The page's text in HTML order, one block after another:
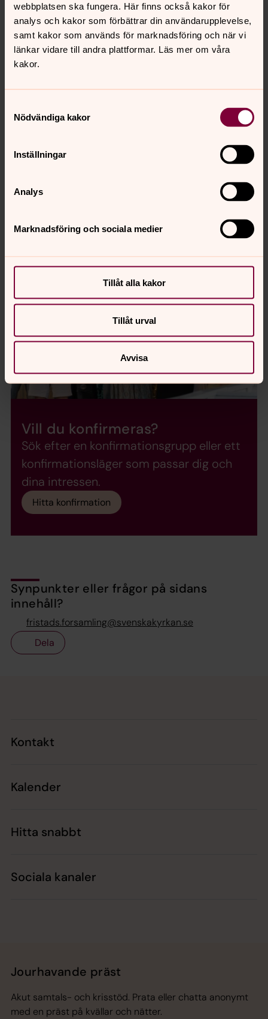
webbplatsen ska fungera. Här finns också kakor för
analys och kakor som förbättrar din användarupplevelse,
samt kakor som används för marknadsföring och när vi
länkar vidare till andra plattformar. Läs mer om våra
kakor.
Nödvändiga kakor
Inställningar
Analys
Marknadsföring och sociala medier
Tillåt alla kakor
Tillåt urval
Avvisa
ålderstigna, sjuka eller funktionsnedsatta".
Nyhetsbrev för ideella
Aktuellt ideellt är nyhetsbrevet för dig som är ideell
Nu har du chansen att bli
konfirmand!
Kan man förlåta allt? Kärlek! Finns Gud? Vad styr mitt liv?
Vem är jag?
Tidningen God Jord
Vill du konfirmeras?
Sök efter en konfirmationsgrupp eller ett
konfirmationsläger som passar dig och
dina intressen.
Hitta konfirmation
Synpunkter eller frågor på sidans
innehåll?
fristads.forsamling@svenskakyrkan.se
Dela
Kontakt
Kalender
Hitta snabbt
Sociala kanaler
Jourhavande präst
Akut samtals- och krisstöd. Prata eller chatta anonymt
med en präst på kvällar och nätter.